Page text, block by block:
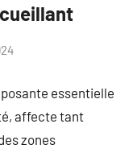
essentielle
affecte tant
zones